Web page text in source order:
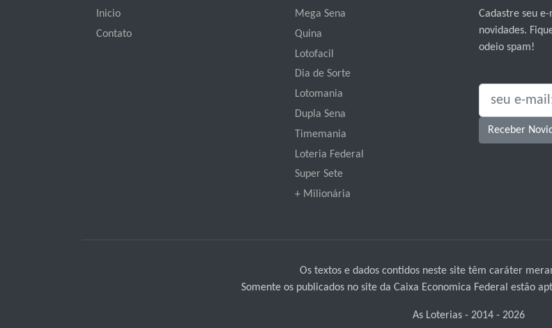
Inicio
Contato
Mega Sena
Quina
Lotofacil
Dia de Sorte
Lotomania
Dupla Sena
Timemania
Loteria Federal
Super Sete
+ Milionária
Cadastre seu
novidades.
odeio spam!
SEU E-MAIL:
Receber
Os textos e dados contidos neste site têm caráter
Somente os publicados no site da Caixa Economica Federal estão
As Loterias - 2014 - 2026